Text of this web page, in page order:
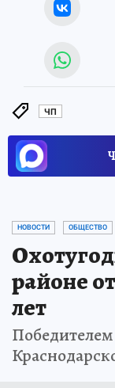
ЧП
НОВОСТИ ОБЩЕСТВО
районе
лет